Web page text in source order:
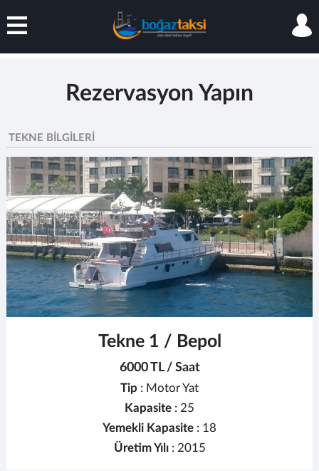
ARA
DENİZ TAKSİ
MOTOR YAT
Rezervasyon Yapın
TEKNE BİLGİLERİ
Tekne 1 / Bepol
6000 TL / Saat
Tip : Motor Yat
Kapasite : 25
Yemekli Kapasite : 18
Üretim Yılı: 2015